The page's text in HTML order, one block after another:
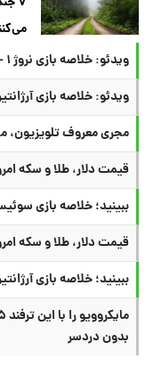
ویدئو: خلاصه بازی نروژ ۱ - انگلیس ۲
ویدئو: خلاصه بازی آرژانتین ۳ -
مجری معروف
قیمت دلار، طلا و سکه امروز
ببینید؛ خلاصه بازی سوئیس ۰ (۴) - کلمبیا ۰ (۳) در جام
قیمت دلار، طلا و سکه امروز
ببینید؛ خلاصه بازی آرژانتین ۳ - مصر ۲ در جام
بدون دردسر